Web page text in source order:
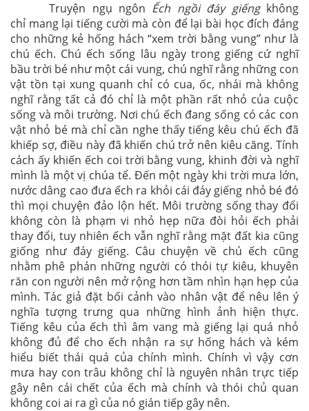
Truyện ngụ ngôn Ếch ngồi đáy giếngkhông
chỉ mang lại tiếng cười mà còn để lại bài học đích đáng
cho những kẻ hống hách “xem trời bằng vung” như là
chú ếch. Chú ếch sống lâu ngày trong giếng cứ nghĩ
bầu trời bé như một cái vung, chú nghĩ rằng những con
vật tồn tại xung quanh chỉ có cua, ốc, nhái mà không
nghĩ rằng tất cả đó chỉ là một phần rất nhỏ của cuộc
sống và môi trường. Nơi chú ếch đang sống có các con
vật nhỏ bé mà chỉ cần nghe thấy tiếng kêu chú ếch đã
khiếp sợ, điều này đã khiến chú trở nên kiêu căng. Tính
cách ấy khiến ếch coi trời bằng vung, khinh đời và nghĩ
mình là một vị chúa tể. Đến một ngày khi trời mưa lớn,
nước dâng cao đưa ếch ra khỏi cái đáy giếng nhỏ bé đó
thì mọi chuyện đảo lộn hết. Môi trường sống thay đổi
không còn là phạm vi nhỏ hẹp nữa đòi hỏi ếch phải
thay đổi, tuy nhiên ếch vẫn nghĩ rằng mặt đất kia cũng
giống như đáy giếng. Câu chuyện về chú ếch cũng
nhằm phê phán những người có thói tự kiêu, khuyên
răn con người nên mở rộng hơn tầm nhìn hạn hẹp của
mình. Tác giả đặt bối cảnh vào nhân vật để nêu lên ý
nghĩa tượng trưng qua những hình ảnh hiện thực.
Tiếng kêu của ếch thì âm vang mà giếng lại quá nhỏ
không đủ để cho ếch nhận ra sự hống hách và kém
hiểu biết thái quá của chính mình. Chính vì vậy cơn
mưa hay con trâu không chỉ là nguyên nhân trực tiếp
gây nên cái chết của ếch mà chính và thói chủ quan
không coi ai ra gì của nó gián tiếp gây nên.